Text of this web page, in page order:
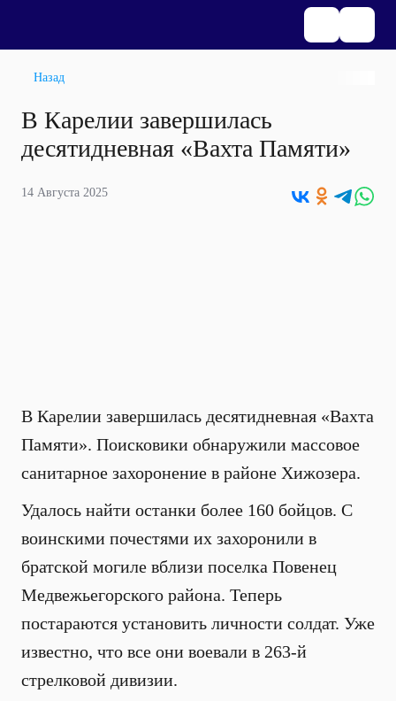
Назад
В Карелии завершилась
десятидневная «Вахта Памяти»
14 Августа 2025
В Карелии завершилась десятидневная «Вахта
Памяти». Поисковики обнаружили массовое
санитарное захоронение в районе Хижозера.
Удалось найти останки более 160 бойцов. С
воинскими почестями их захоронили в
братской могиле вблизи поселка Повенец
Медвежьегорского района. Теперь
постараются установить личности солдат. Уже
известно, что все они воевали в 263-й
стрелковой дивизии.